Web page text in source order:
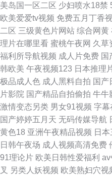
美岛国一区二区 少妇喷水18禁
欧美爱爱tv视频 免费五月丁香
二区 三级黄色片网站 综合网黄
理片在哪里看 蜜桃午夜网 久草
福利所导航视频 成人片免费 国
韩欧美 午夜视频123 日本推理
极品成人色 成人黑料自拍 国产
片影院 国产精品自拍偷拍 牛牛
激情变态另类 男女91视频 字幕
国产婷婷五月天 无码传媒导航
黄色18 亚洲午夜精品视频 日
日韩午夜场 成人视频高清免费
91理论片 欧美日韩性爱福利 av
叉 另类人妖视频 欧美熟妇穴视